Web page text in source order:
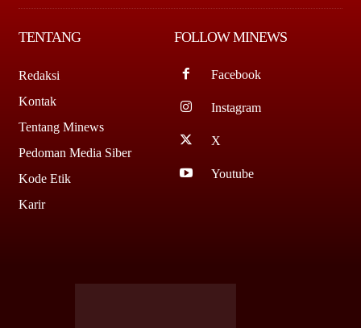
TENTANG
Redaksi
Kontak
Tentang Minews
Pedoman Media Siber
Kode Etik
Karir
FOLLOW MINEWS
Facebook
Instagram
X
Youtube